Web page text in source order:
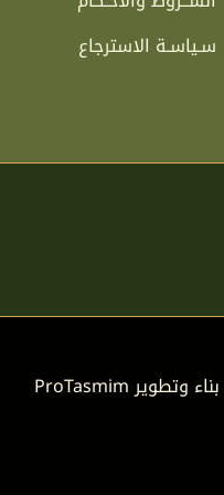
سـياسـة الاسترجاع
بناء وتطويرProTasmim